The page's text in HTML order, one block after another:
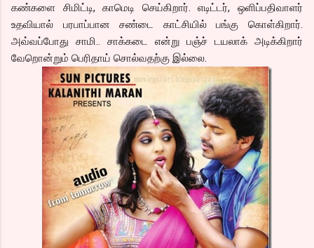
கண்களை சிமிட்டி, காமெடி செய்கிறார். எடிட்டர், ஒளிப்பதிவாளர்
உதவியால் பரபாப்பான சண்டை காட்சியில் பங்கு கொள்கிறார்.
அவ்வப்போது சாமி.. சாக்கடை என்று பஞ்ச் டயலாக் அடிக்கிறார்
வேறொன்றும் பெரிதாய் சொல்வதற்கு இல்லை.